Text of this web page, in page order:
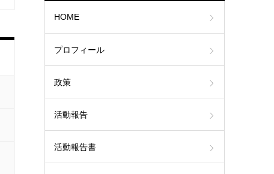
HOME
プロフィール
政策
活動報告
活動報告書